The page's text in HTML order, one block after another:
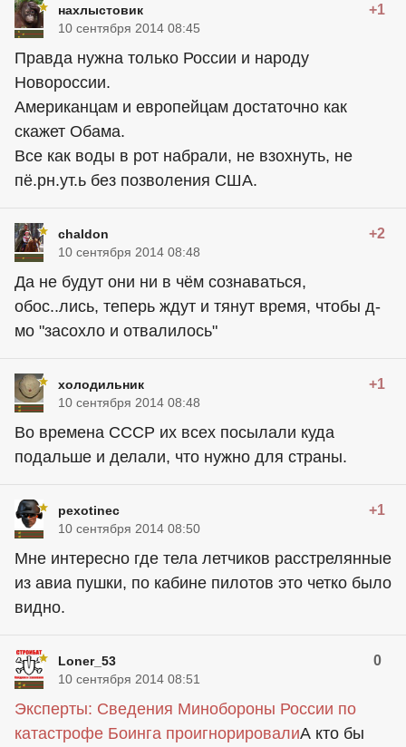
нахлыстовик +1
10 сентября 2014 08:45
Правда нужна только России и народу
Новороссии.
Американцам и европейцам достаточно как
скажет Обама.
Все как воды в рот набрали, не взохнуть, не
пё.рн.ут.ь без позволения США.
chaldon +2
10 сентября 2014 08:48
Да не будут они ни в чём сознаваться,
обос..лись, теперь ждут и тянут время, чтобы д-
мо "засохло и отвалилось"
холодильник +1
10 сентября 2014 08:48
Во времена СССР их всех посылали куда
подальше и делали, что нужно для страны.
pexotinec +1
10 сентября 2014 08:50
Мне интересно где тела летчиков расстрелянные
из авиа пушки, по кабине пилотов это четко было
видно.
Loner_53 0
10 сентября 2014 08:51
Эксперты: Сведения Минобороны России по
катастрофе Боинга проигнорировалиА кто бы